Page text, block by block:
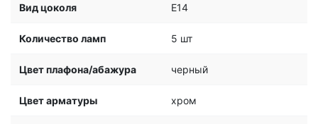
Вид цоколя E14
Количество ламп 5 шт
Цвет плафона/абажура черный
Цвет арматуры хром